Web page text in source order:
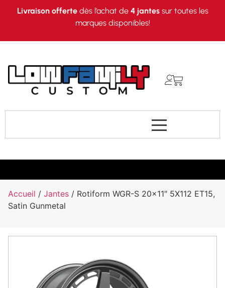
Livraison offertedès l’achat de 4 jantessur toutes les
marques disponibles!
Accueil / Jantes / Rotiform WGR-S 20×11″ 5X112 ET15,
Satin Gunmetal